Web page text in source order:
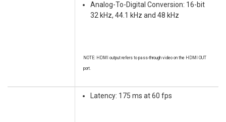
Analog-To-Digital Conversion: 16-bit
32 kHz, 44.1 kHz and 48 kHz
NOTE: HDMI output refers to pass-through video on the HDMI OUT
port.
Latency: 175 ms at 60 fps